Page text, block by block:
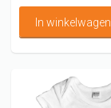
In winkelwagen